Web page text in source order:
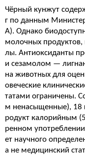
Чёрный кунжут
г по данным
A). Однако
молочных
лы. Антиоксиданты
и сезамолом —
на животных для
овеческие
татами ограничены.
м ненасыщенные), 18
родукт калорийным
ренном
ет научного
а не медицинский